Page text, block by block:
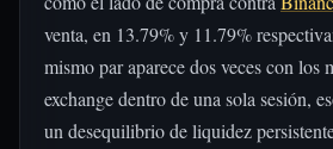
venta, en 13.79% y 11.79%
mismo par aparece dos veces con los
exchange dentro de una sola sesión,
un desequilibrio de liquidez